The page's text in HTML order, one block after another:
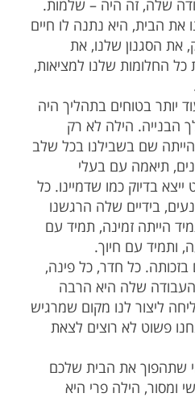
שלה, זה היה – שלמות.
הבית, היא נתנה לו חיים
את הסגנון שלנו, את
החלומות שלנו למציאות,
יותר בטוחים בתהליך היה
הבנייה. הילה לא רק
שם בשבילנו בכל שלב
תיאמה עם בעלי
בדיוק כמו שדמיינו. כל
בידיים שלה הרגשנו
הייתה זמינה, תמיד עם
ותמיד עם חיוך.
כל חדר, כל פינה,
שלה היא הרבה
ליצור לנו מקום שמרגיש
פשוט לא רוצים לצאת
שתהפוך את הבית שלכם
ומסור, הילה פרי היא